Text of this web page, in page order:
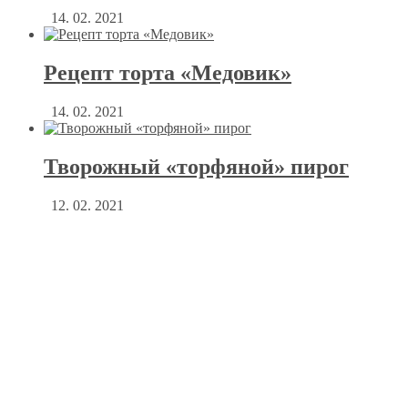
14. 02. 2021
Рецепт торта «Медовик»
14. 02. 2021
Творожный «торфяной» пирог
12. 02. 2021